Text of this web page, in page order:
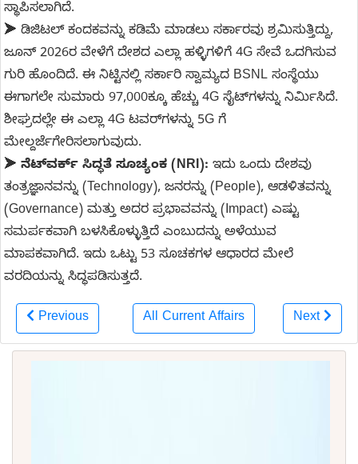
ಸ್ಥಾಪಿಸಲಾಗಿದೆ.
➤ ಡಿಜಿಟಲ್ ಕಂದಕವನ್ನು ಕಡಿಮೆ ಮಾಡಲು ಸರ್ಕಾರವು ಶ್ರಮಿಸುತ್ತಿದ್ದು,
ಜೂನ್ 2026ರ ವೇಳೆಗೆ ದೇಶದ ಎಲ್ಲಾ ಹಳ್ಳಿಗಳಿಗೆ 4G ಸೇವೆ ಒದಗಿಸುವ
ಗುರಿ ಹೊಂದಿದೆ. ಈ ನಿಟ್ಟಿನಲ್ಲಿ ಸರ್ಕಾರಿ ಸ್ವಾಮ್ಯದ BSNL ಸಂಸ್ಥೆಯು
ಈಗಾಗಲೇ ಸುಮಾರು 97,000ಕ್ಕೂ ಹೆಚ್ಚು 4G ಸೈಟ್‌ಗಳನ್ನು ನಿರ್ಮಿಸಿದೆ.
ಶೀಘ್ರದಲ್ಲೇ ಈ ಎಲ್ಲಾ 4G ಟವರ್‌ಗಳನ್ನು 5G ಗೆ
ಮೇಲ್ದರ್ಜೆಗೇರಿಸಲಾಗುವುದು.
➤ ನೆಟ್‌ವರ್ಕ್ ಸಿದ್ಧತೆ ಸೂಚ್ಯಂಕ (NRI): ಇದು ಒಂದು ದೇಶವು
ತಂತ್ರಜ್ಞಾನವನ್ನು (Technology), ಜನರನ್ನು (People), ಆಡಳಿತವನ್ನು
(Governance) ಮತ್ತು ಅದರ ಪ್ರಭಾವವನ್ನು (Impact) ಎಷ್ಟು
ಸಮರ್ಪಕವಾಗಿ ಬಳಸಿಕೊಳ್ಳುತ್ತಿದೆ ಎಂಬುದನ್ನು ಅಳೆಯುವ
ಮಾಪಕವಾಗಿದೆ. ಇದು ಒಟ್ಟು 53 ಸೂಚಕಗಳ ಆಧಾರದ ಮೇಲೆ
ವರದಿಯನ್ನು ಸಿದ್ಧಪಡಿಸುತ್ತದೆ.
Previous All Current Affairs Next